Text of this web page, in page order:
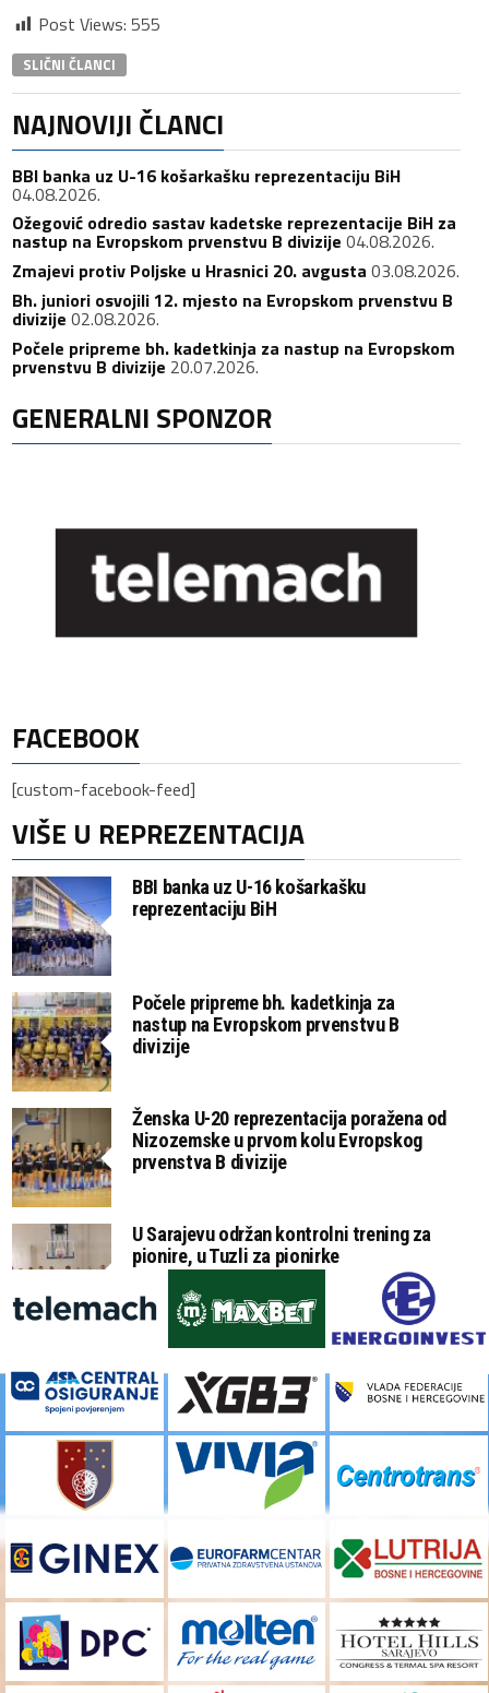
Post Views: 555
SLIČNI ČLANCI
NAJNOVIJI ČLANCI
BBI banka uz U-16 košarkašku reprezentaciju BiH
04.08.2026.
Ožegović odredio sastav kadetske reprezentacije BiH za
nastup na Evropskom prvenstvu B divizije 04.08.2026.
Zmajevi protiv Poljske u Hrasnici 20. avgusta 03.08.2026.
Bh. juniori osvojili 12. mjesto na Evropskom prvenstvu B
divizije 02.08.2026.
Počele pripreme bh. kadetkinja za nastup na Evropskom
prvenstvu B divizije 20.07.2026.
GENERALNI SPONZOR
FACEBOOK
[custom-facebook-feed]
VIŠE U REPREZENTACIJA
BBI banka uz U-16 košarkašku
reprezentaciju BiH
Počele pripreme bh. kadetkinja za
nastup na Evropskom prvenstvu B
divizije
Ženska U-20 reprezentacija poražena od
Nizozemske u prvom kolu Evropskog
prvenstva B divizije
U Sarajevu održan kontrolni trening za
pionire, u Tuzli za pionirke